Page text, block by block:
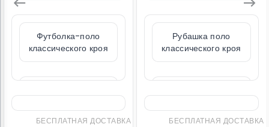
Футболка-поло
классического кроя
из 100%
хлопка с узором
светло-серого
цвета
БЕСПЛАТНАЯ ДОСТАВКА
Рубашка поло
классического кроя
из 100%
хлопка желтого
цвета
БЕСПЛАТНАЯ ДОСТАВКА